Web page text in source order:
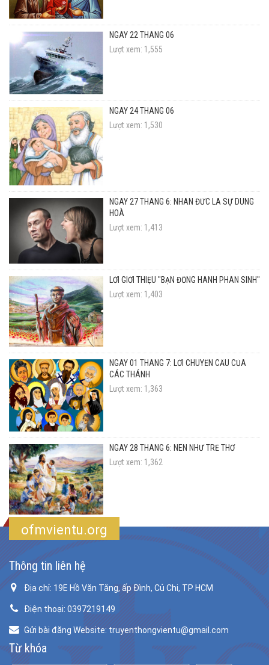
NGÀY 22 THÁNG 06
Lượt xem: 1,555
NGÀY 24 THÁNG 06
Lượt xem: 1,530
NGÀY 27 THÁNG 6: NHÂN ĐỨC LÀ SỰ DUNG
HOÀ
Lượt xem: 1,413
LỜI GIỚI THIỆU "BẠN ĐỒNG HÀNH PHAN SINH"
Lượt xem: 1,403
NGÀY 01 THÁNG 7: LỜI CHUYỂN CẦU CỦA
CÁC THÁNH
Lượt xem: 1,363
NGÀY 28 THÁNG 6: NÊN NHƯ TRẺ THƠ
Lượt xem: 1,362
ofmvientu.org
Thông tin liên hệ
Địa chỉ: 19E Hồ Văn Tắng, ấp Đình, Củ Chi, TP HCM
Điện thoại: 0397219149
Gửi bài đăng Website: truyenthongvientu@gmail.com
Từ khóa